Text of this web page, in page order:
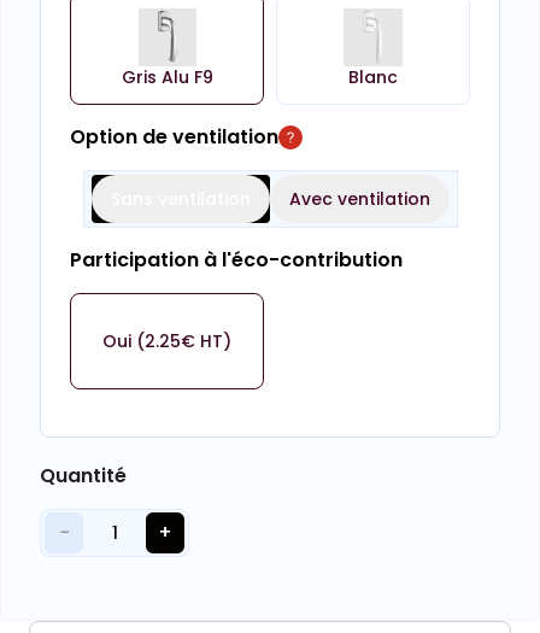
Gris Alu F9 Blanc
Option de ventilation
Avec ventilation
Participation à l'éco-contribution
Oui (2.25€ HT)
Quantité
− 1 +